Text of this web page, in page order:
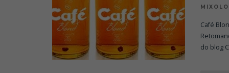
Café
do blog